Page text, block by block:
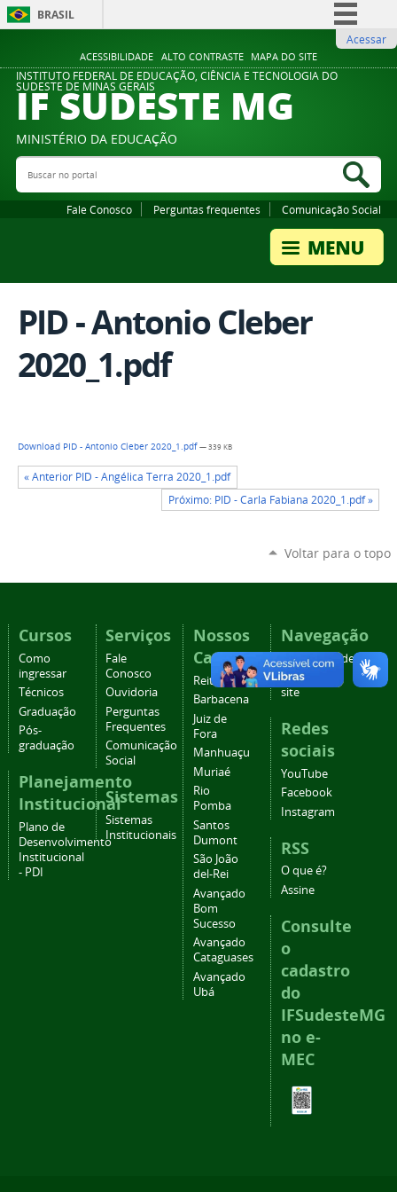
ACESSIBILIDADE ALTO CONTRASTE MAPA DO SITE
BRASIL
Comunica BR
Participe
Legislação
Acessar
INSTITUTO FEDERAL DE EDUCAÇÃO, CIÊNCIA E TECNOLOGIA DO
SUDESTE DE MINAS GERAIS
IF SUDESTE MG
MINISTÉRIO DA EDUCAÇÃO
Buscar no portal
Fale Conosco Perguntas frequentes Comunicação Social
PID - Antonio Cleber
2020_1.pdf
Download PID - Antonio Cleber 2020_1.pdf— 339 KB
« Anterior PID - Angélica Terra 2020_1.pdf
Próximo: PID - Carla Fabiana 2020_1.pdf »
Voltar para o topo
Cursos
Como
ingressar
Técnicos
Graduação
Pós-
graduação
Planejamento
Institucional
Plano de
Desenvolvimento
Institucional
- PDI
Serviços
Fale
Conosco
Ouvidoria
Perguntas
Frequentes
Comunicação
Social
Sistemas
Sistemas
Institucionais
Nossos
Campi
Reitoria
Barbacena
Juiz de
Fora
Manhuaçu
Muriaé
Rio
Pomba
Santos
Dumont
São João
del-Rei
Avançado
Bom
Sucesso
Avançado
Cataguases
Avançado
Ubá
Navegação
Acessibilidade
Mapa do
site
Redes
sociais
YouTube
Facebook
Instagram
RSS
O que é?
Assine
Consulte
o
cadastro
do
IFSudesteMG
no e-
MEC